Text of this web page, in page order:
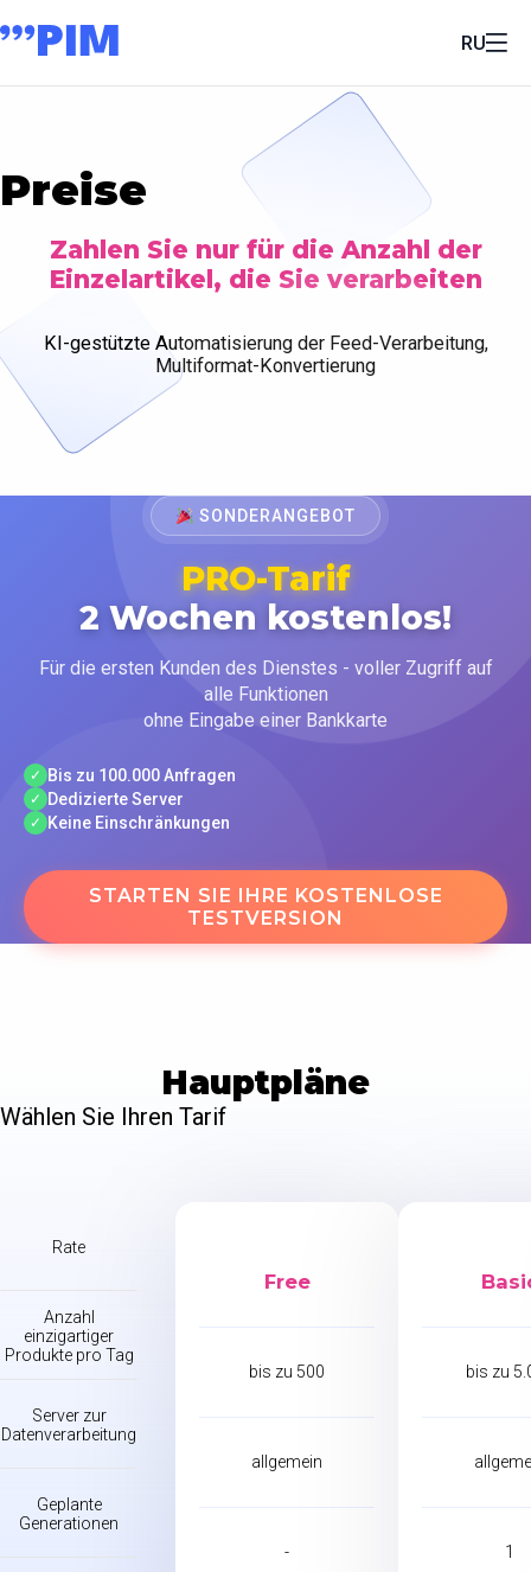
RU
Preise
Zahlen Sie nur für die Anzahl der
Einzelartikel, die Sie verarbeiten
KI-gestützte Automatisierung der Feed-Verarbeitung,
Multiformat-Konvertierung
SONDERANGEBOT
PRO-Tarif
2 Wochen kostenlos!
Für die ersten Kunden des Dienstes - voller Zugriff auf
alle Funktionen
ohne Eingabe einer Bankkarte
✓ Bis zu 100.000 Anfragen
✓ Dedizierte Server
✓ Keine Einschränkungen
STARTEN SIE IHRE KOSTENLOSE
TESTVERSION
Hauptpläne
Wählen Sie Ihren Tarif
Rate
Anzahl
einzigartiger
Produkte pro Tag
Server zur
Datenverarbeitung
Geplante
Generationen
Free
bis zu 500
allgemein
-
bis zu
1